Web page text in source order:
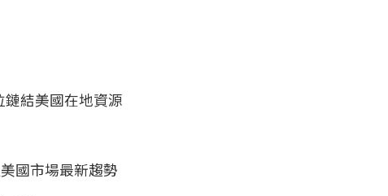
鏈結美國在地資源
國市場最新趨勢